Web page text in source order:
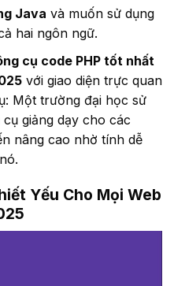
Java và muốn sử dụng
hai ngôn ngữ.
cụ code PHP tốt nhất
với giao diện trực quan
Một trường đại học sử
giảng dạy cho các
nâng cao nhờ tính dễ
Yếu Cho Mọi Web